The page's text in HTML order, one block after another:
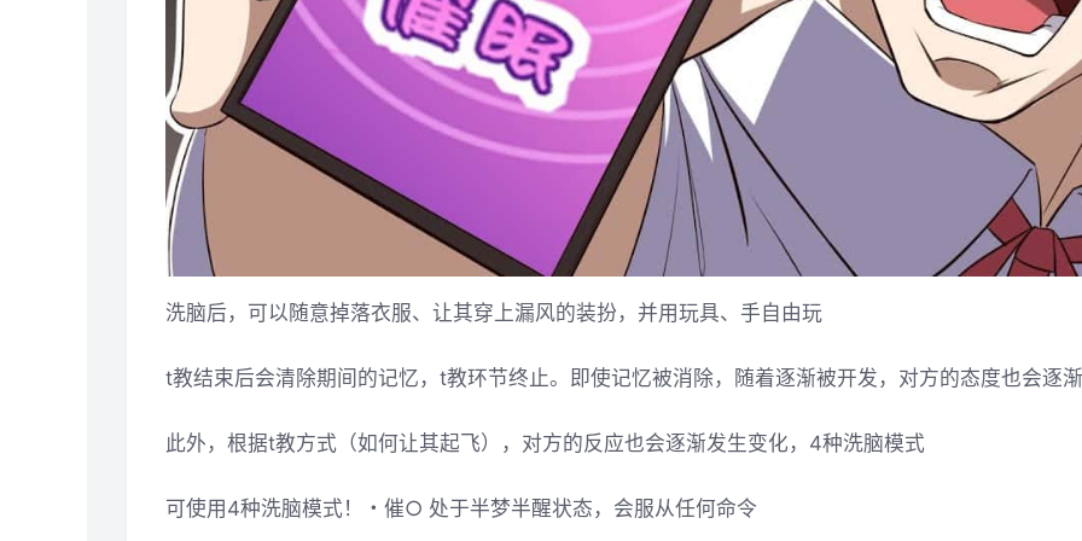
洗脑后，可以随意掉落衣服、让其穿上漏风的装扮，并用玩具、手自由玩
t教结束后会清除期间的记忆，t教环节终止。即使记忆被消除，随着逐渐被开发，对方的态度也会逐
此外，根据t教方式（如何让其起飞），对方的反应也会逐渐发生变化，4种洗脑模式
可使用4种洗脑模式！・催○ 处于半梦半醒状态，会服从任何命令